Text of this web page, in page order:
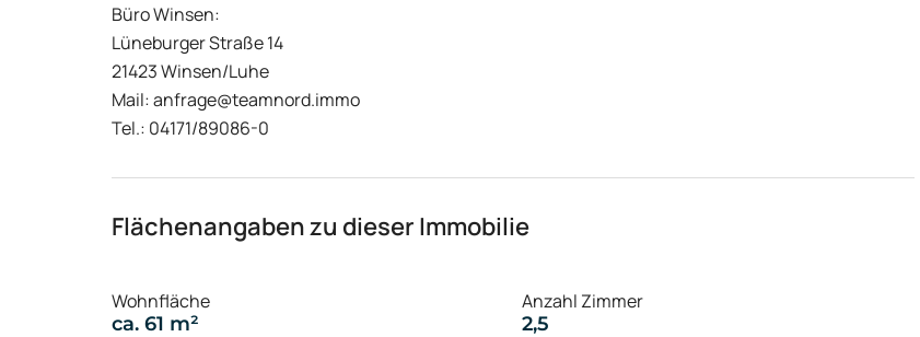
Büro Winsen:
Lüneburger Straße 14
21423 Winsen/Luhe
Mail: anfrage@teamnord.immo
Tel.: 04171/89086-0
Flächenangaben zu dieser Immobilie
Wohnfläche
ca. 61 m²
Anzahl Zimmer
2,5